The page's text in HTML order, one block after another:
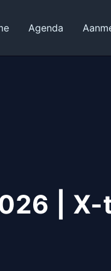
Agenda
| X-